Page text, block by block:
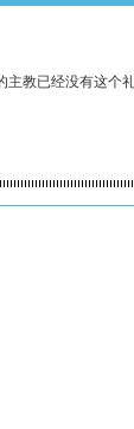
教已经没有这